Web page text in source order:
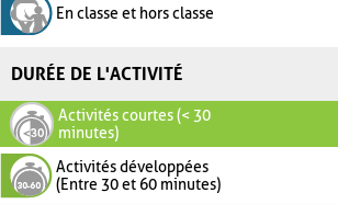
En classe et hors classe
DURÉE DE L'ACTIVITÉ
Activités courtes (< 30
minutes)
Activités développées
(Entre 30 et 60 minutes)